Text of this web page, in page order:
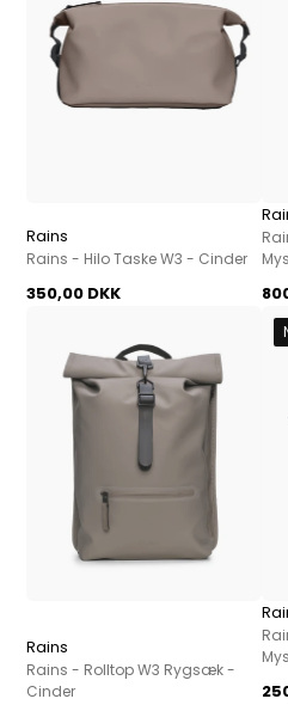
Rains
Rains - Hilo Taske W3 - Cinder
350,00 DKK
Rains
Rains - Rolltop W3 Rygsæk -
Cinder